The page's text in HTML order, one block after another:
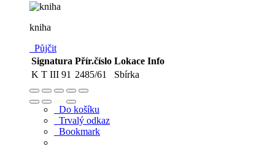
kniha
Půjčit
Signatura Přír.číslo Lokace Info
K T III 91 2485/61 Sbírka
Do košíku
Trvalý odkaz
Bookmark